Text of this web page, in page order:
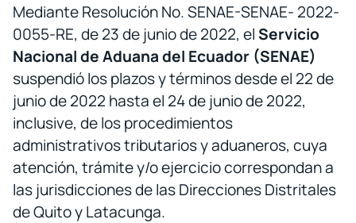
Mediante Resolución No. SENAE-SENAE- 2022-
0055-RE, de 23 de junio de 2022, elServicio
Nacional de Aduana del Ecuador (SENAE)
suspendió los plazos y términos desde el 22 de
junio de 2022 hasta el 24 de junio de 2022,
inclusive, de los procedimientos
administrativos tributarios y aduaneros, cuya
atención, trámite y/o ejercicio correspondan a
las jurisdicciones de las Direcciones Distritales
de Quito y Latacunga.